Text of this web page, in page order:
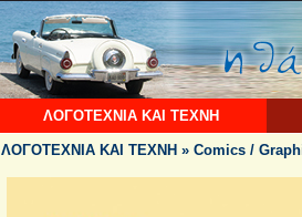
ΛΟΓΟΤΕΧΝΙΑ ΚΑΙ ΤΕΧΝΗ
ΛΟΓΟΤΕΧΝΙΑ ΚΑΙ ΤΕΧΝΗ » Comics /